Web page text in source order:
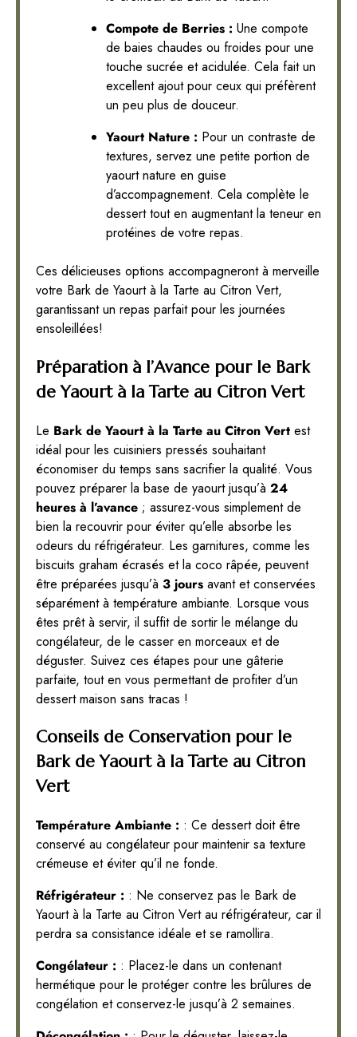
Compote de Berries : Une compote
de baies chaudes ou froides pour une
touche sucrée et acidulée. Cela fait un
excellent ajout pour ceux qui préfèrent
un peu plus de douceur.
Yaourt Nature : Pour un contraste de
textures, servez une petite portion de
yaourt nature en guise
d’accompagnement. Cela complète le
dessert tout en augmentant la teneur en
protéines de votre repas.
Ces délicieuses options accompagneront à merveille
votre Bark de Yaourt à la Tarte au Citron Vert,
garantissant un repas parfait pour les journées
ensoleillées!
Préparation à l’Avance pour le Bark
de Yaourt à la Tarte au Citron Vert
Le Bark de Yaourt à la Tarte au Citron Vert est
idéal pour les cuisiniers pressés souhaitant
économiser du temps sans sacrifier la qualité. Vous
pouvez préparer la base de yaourt jusqu’à 24
heures à l’avance ; assurez-vous simplement de
bien la recouvrir pour éviter qu’elle absorbe les
odeurs du réfrigérateur. Les garnitures, comme les
biscuits graham écrasés et la coco râpée, peuvent
être préparées jusqu’à 3 jours avant et conservées
séparément à température ambiante. Lorsque vous
êtes prêt à servir, il suffit de sortir le mélange du
congélateur, de le casser en morceaux et de
déguster. Suivez ces étapes pour une gâterie
parfaite, tout en vous permettant de profiter d’un
dessert maison sans tracas !
Conseils de Conservation pour le
Bark de Yaourt à la Tarte au Citron
Vert
Température Ambiante : : Ce dessert doit être
conservé au congélateur pour maintenir sa texture
crémeuse et éviter qu’il ne fonde.
Réfrigérateur : : Ne conservez pas le Bark de
Yaourt à la Tarte au Citron Vert au réfrigérateur, car il
perdra sa consistance idéale et se ramollira.
Congélateur : : Placez-le dans un contenant
hermétique pour le protéger contre les brûlures de
congélation et conservez-le jusqu’à 2 semaines.